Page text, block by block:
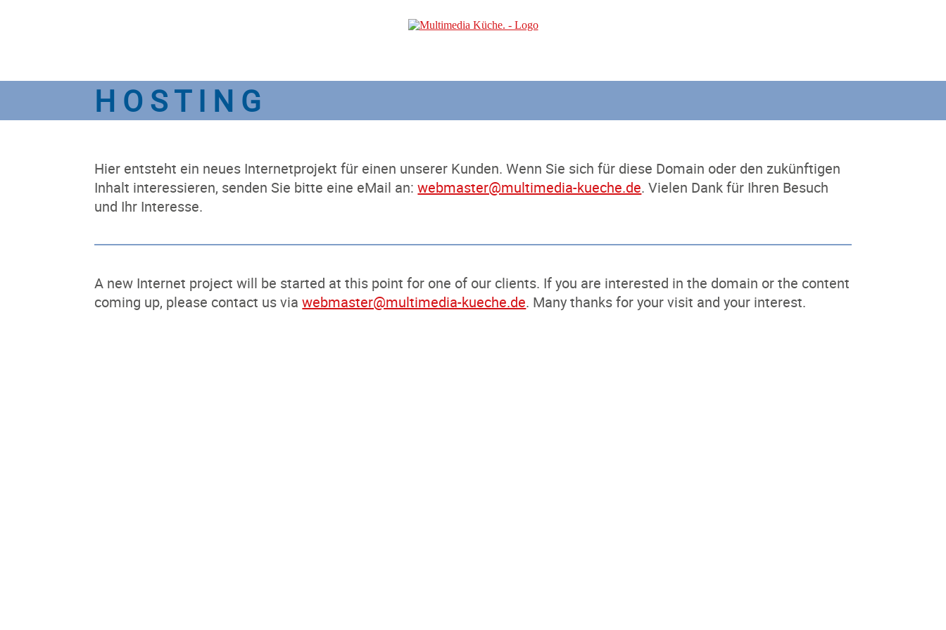
H O S T I N G
Hier entsteht ein neues Internetprojekt für einen unserer Kunden. Wenn Sie sich für diese Domain oder den zukünftigen
Inhalt interessieren, senden Sie bitte eine eMail an:webmaster@multimedia-kueche.de. Vielen Dank für Ihren Besuch
und Ihr Interesse.
A new Internet project will be started at this point for one of our clients. If you are interested in the domain or the content
coming up, please contact us viawebmaster@multimedia-kueche.de. Many thanks for your visit and your interest.